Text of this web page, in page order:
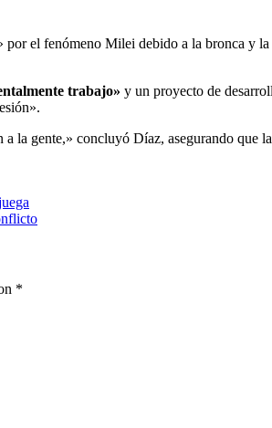
el fenómeno Milei debido a la bronca y
trabajo» y un proyecto de
gente,» concluyó Díaz, asegurando que
*